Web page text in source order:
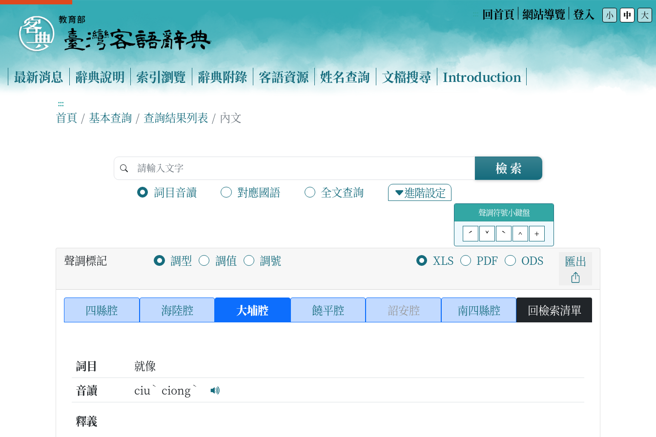
回首頁 網站導覽 登入 小 中 大
最新消息 辭典說明 索引瀏覽 辭典附錄 客語資源 姓名查詢 文檔搜尋 Introduction
:::
首頁 基本查詢 查詢結果列表 內文
詞目音讀 對應國語 全文查詢 進階設定
檢 索
聲調符號小鍵盤
ˊ
ˇ ˋ ^ +
聲調標記 調型 調值 調號 XLS PDF ODS 匯出
四縣腔 海陸腔 大埔腔 饒平腔 詔安腔 南四縣腔 回檢索清單
詞目
就像
音讀
ciu ˋ ciong ˋ
釋義